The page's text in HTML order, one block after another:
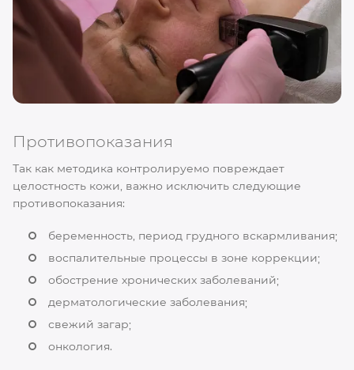
Противопоказания
Так как методика контролируемо повреждает
целостность кожи, важно исключить следующие
противопоказания:
беременность, период грудного вскармливания;
воспалительные процессы в зоне коррекции;
обострение хронических заболеваний;
дерматологические заболевания;
свежий загар;
онкология.